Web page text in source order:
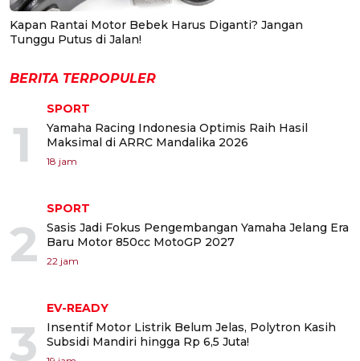
Kapan Rantai Motor Bebek Harus Diganti? Jangan
Tunggu Putus di Jalan!
BERITA TERPOPULER
1
SPORT
Yamaha Racing Indonesia Optimis Raih Hasil
Maksimal di ARRC Mandalika 2026
18 jam
2
SPORT
Sasis Jadi Fokus Pengembangan Yamaha Jelang Era
Baru Motor 850cc MotoGP 2027
22 jam
3
EV-READY
Insentif Motor Listrik Belum Jelas, Polytron Kasih
Subsidi Mandiri hingga Rp 6,5 Juta!